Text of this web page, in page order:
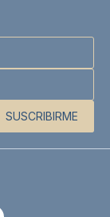
SUSCRIBIRME